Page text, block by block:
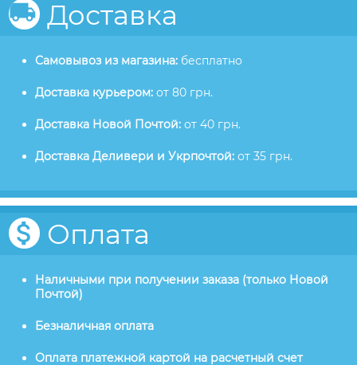
Доставка
Самовывоз из магазина: бесплатно
Доставка курьером: от 80 грн.
Доставка Новой Почтой: от 40 грн.
Доставка Деливери и Укрпочтой: от 35 грн.
Оплата
Наличными при получении заказа (только Новой
Почтой)
Безналичная оплата
Оплата платежной картой на расчетный счет